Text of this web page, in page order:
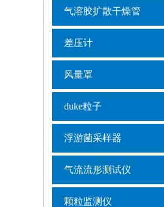
气溶胶扩散干燥管
差压计
风量罩
duke粒子
浮游菌采样器
气流流形测试仪
颗粒监测仪